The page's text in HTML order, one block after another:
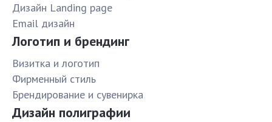
Дизайн Landing page
Email дизайн
Логотип и брендинг
Визитка и логотип
Фирменный стиль
Брендирование и сувенирка
Дизайн полиграфии